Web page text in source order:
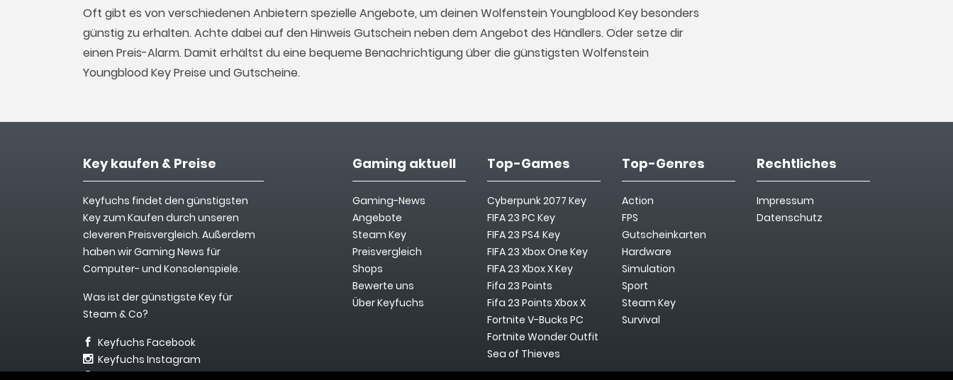
Oft gibt es von verschiedenen Anbietern spezielle Angebote, um deinen Wolfenstein Youngblood Key besonders
günstig zu erhalten. Achte dabei auf den Hinweis Gutschein neben dem Angebot des Händlers. Oder setze dir
einen Preis-Alarm. Damit erhältst du eine bequeme Benachrichtigung über die günstigsten Wolfenstein
Youngblood Key Preise und Gutscheine.
Key kaufen & Preise
Keyfuchs findet den günstigsten
Key zum Kaufen durch unseren
cleveren Preisvergleich. Außerdem
haben wir Gaming News für
Computer- und Konsolenspiele.
Was ist der günstigste Key für
Steam & Co?
Keyfuchs Facebook
Keyfuchs Instagram
info@keyfuchs.de
Gaming aktuell
Gaming-News
Angebote
Steam Key
Preisvergleich
Shops
Bewerte uns
Über Keyfuchs
Top-Games
Cyberpunk 2077 Key
FIFA 23 PC Key
FIFA 23 PS4 Key
FIFA 23 Xbox One Key
FIFA 23 Xbox X Key
Fifa 23 Points
Fifa 23 Points Xbox X
Fortnite V-Bucks PC
Fortnite Wonder Outfit
Sea of Thieves
Top-Genres
Action
FPS
Gutscheinkarten
Hardware
Simulation
Sport
Steam Key
Survival
Rechtliches
Impressum
Datenschutz